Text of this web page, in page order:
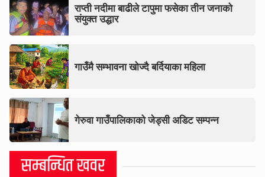
राप्ती नदीमा बाढीले टापुमा फसेका तीन जनाको
संयुक्त उद्धार
गाउँमै सम्भावना खोज्दै बर्दियाका महिला
गेरुवा गाउँपालिकाको जेड्सी अडिट सम्पन्न
सम्बन्धित खवर